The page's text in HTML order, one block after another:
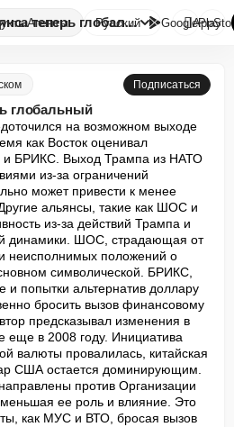
Агенты Раскол альянса теперь глобальн...
Русский GooglePlay

Подписаться
глобальный
на возможном выходе
как Восток оценивал
БРИКС. Выход Трампа из НАТО
из-за ограничений
может привести к менее
альянсы, такие как ШОС и
из-за действий Трампа и
динамики. ШОС, страдающая от
неисполнимых положений о
символической. БРИКС,
и попытки альтернатив доллару
бросить вызов финансовому
предсказывал изменения в
еще в 2008 году. Инициатива
валюты провалилась, китайская
США остается доминирующим.
против Организации
ее роль и влияние. Это
как МУС и ВТО, бросая вызов